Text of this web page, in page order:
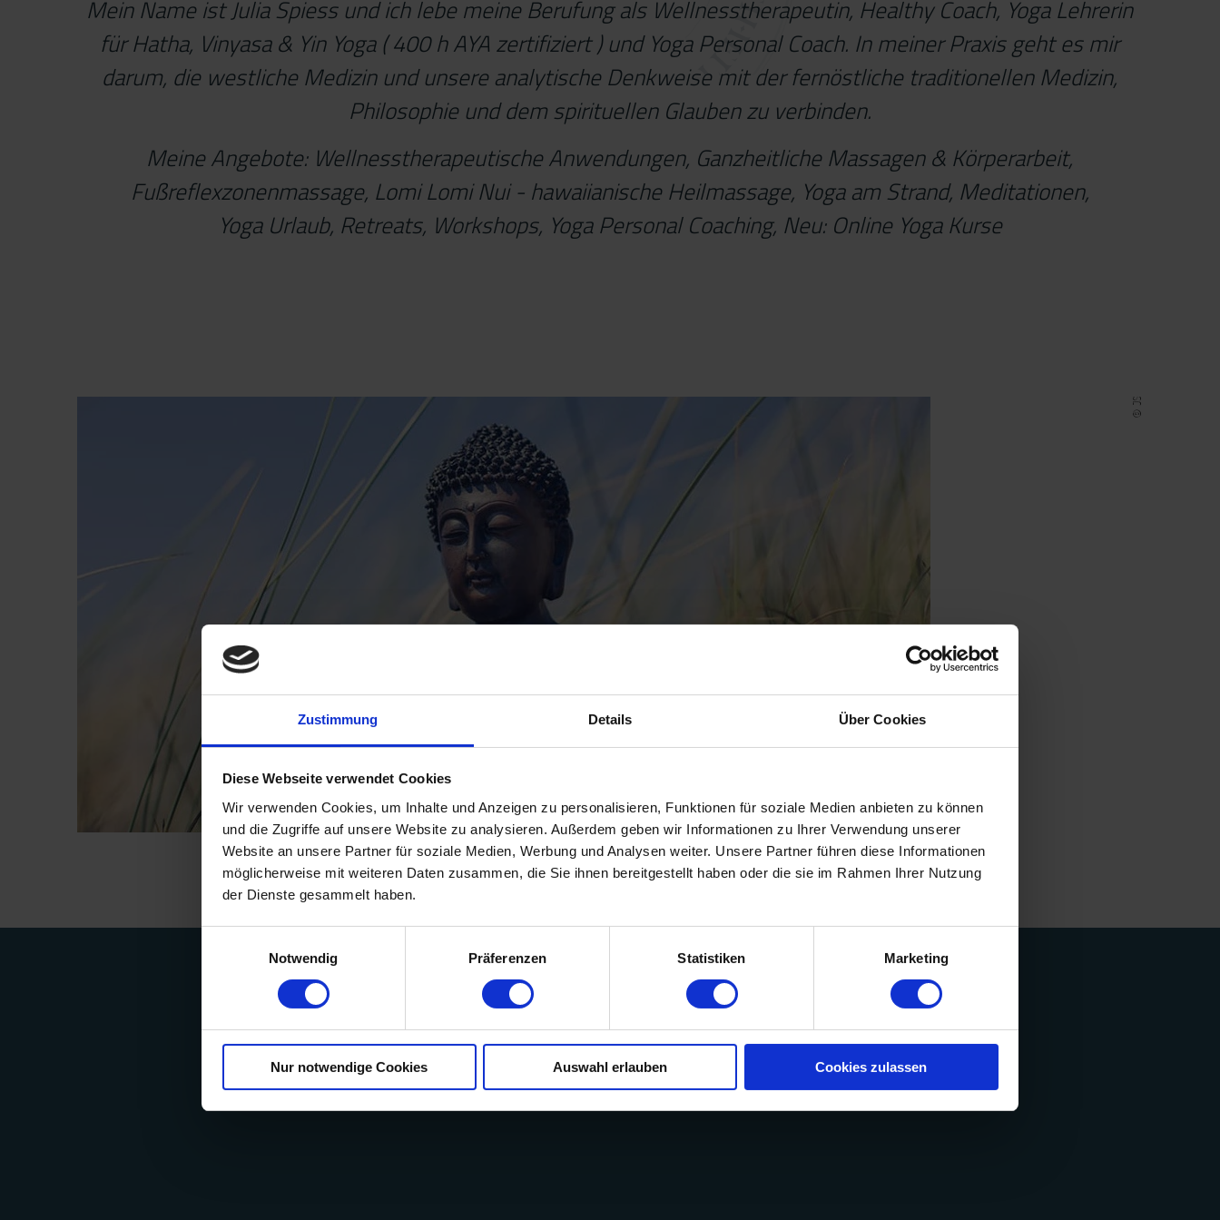
Zustimmung Details Über Cookies
Diese Webseite verwendet Cookies
Wir verwenden Cookies, um Inhalte und Anzeigen zu personalisieren, Funktionen für soziale Medien anbieten zu können
und die Zugriffe auf unsere Website zu analysieren. Außerdem geben wir Informationen zu Ihrer Verwendung unserer
Website an unsere Partner für soziale Medien, Werbung und Analysen weiter. Unsere Partner führen diese Informationen
möglicherweise mit weiteren Daten zusammen, die Sie ihnen bereitgestellt haben oder die sie im Rahmen Ihrer Nutzung
der Dienste gesammelt haben.
Notwendig
Präferenzen Statistiken Marketing
Nur notwendige Cookies Auswahl erlauben Cookies zulassen
Mein Name ist Julia Spiess und ich lebe meine Berufung als Wellnesstherapeutin, Healthy Coach, Yoga Lehrerin
für Hatha, Vinyasa & Yin Yoga ( 400 h AYA zertifiziert ) und Yoga Personal Coach. In meiner Praxis geht es mir
darum, die westliche Medizin und unsere analytische Denkweise mit der fernöstliche traditionellen Medizin,
Philosophie und dem spirituellen Glauben zu verbinden.
Meine Angebote: Wellnesstherapeutische Anwendungen, Ganzheitliche Massagen & Körperarbeit,
Fußreflexzonenmassage, Lomi Lomi Nui - hawaiianische Heilmassage, Yoga am Strand, Meditationen,
Yoga Urlaub, Retreats, Workshops, Yoga Personal Coaching, Neu: Online Yoga Kurse
© JS